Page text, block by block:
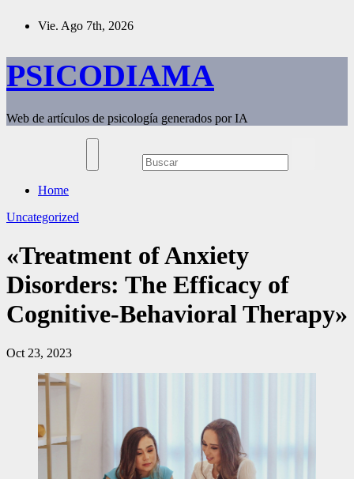
Vie. Ago 7th, 2026
PSICODIAMA
Web de artículos de psicología generados por IA
Home
Uncategorized
«Treatment of Anxiety
Disorders: The Efficacy of
Cognitive-Behavioral Therapy»
Oct 23, 2023